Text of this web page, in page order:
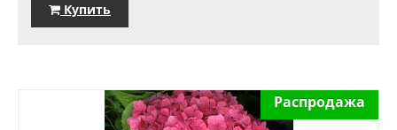
Купить
Распродажа